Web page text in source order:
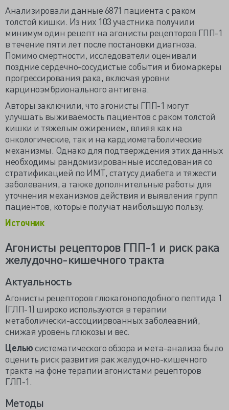
Анализировали данные 6871 пациента с раком
толстой кишки. Из них 103 участника получили
минимум один рецепт на агонисты рецепторов ГПП-1
в течение пяти лет после постановки диагноза.
Помимо смертности, исследователи оценивали
поздние сердечно-сосудистые события и биомаркеры
прогрессирования рака, включая уровни
карциноэмбрионального антигена.
Авторы заключили, что агонисты ГПП-1 могут
улучшать выживаемость пациентов с раком толстой
кишки и тяжелым ожирением, влияя как на
онкологические, так и на кардиометаболические
механизмы. Однако для подтверждения этих данных
необходимы рандомизированные исследования со
стратификацией по ИМТ, статусу диабета и тяжести
заболевания, а также дополнительные работы для
уточнения механизмов действия и выявления групп
пациентов, которые получат наибольшую пользу.
Источник
Агонисты рецепторов ГПП-1 и риск рака
желудочно-кишечного тракта
Актуальность
Агонисты рецепторов глюкагоноподобного пептида 1
(ГЛП-1) широко используются в терапии
метаболически-ассоциирвоанных заболеавний,
снижая уровень глюкозы и вес.
Цельюсистематического обзора и мета-анализа было
оценить риск развития рак желудочно-кишечного
тракта на фоне терапии агонистами рецепторов
ГЛП-1.
Методы